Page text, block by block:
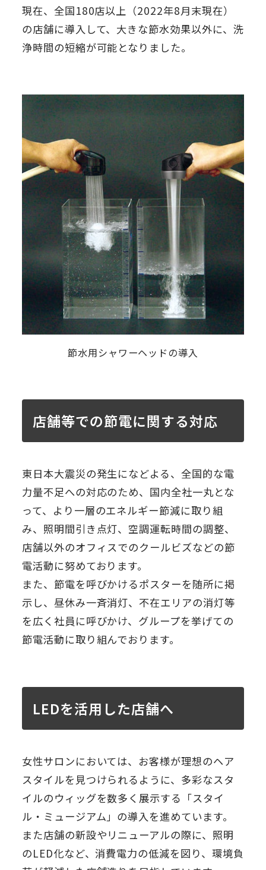
現在、全国180店以上（2022年8月末現在）
の店舗に導入して、大きな節水効果以外に、洗
浄時間の短縮が可能となりました。
節水用シャワーヘッドの導入
店舗等での節電に関する対応
東日本大震災の発生になどよる、全国的な電
力量不足への対応のため、国内全社一丸とな
って、より一層のエネルギー節減に取り組
み、照明間引き点灯、空調運転時間の調整、
店舗以外のオフィスでのクールビズなどの節
電活動に努めております。
また、節電を呼びかけるポスターを随所に掲
示し、昼休み一斉消灯、不在エリアの消灯等
を広く社員に呼びかけ、グループを挙げての
節電活動に取り組んでおります。
LEDを活用した店舗へ
女性サロンにおいては、お客様が理想のヘア
スタイルを見つけられるように、多彩なスタ
イルのウィッグを数多く展示する「スタイ
ル・ミュージアム」の導入を進めています。
また店舗の新設やリニューアルの際に、照明
のLED化など、消費電力の低減を図り、環境負